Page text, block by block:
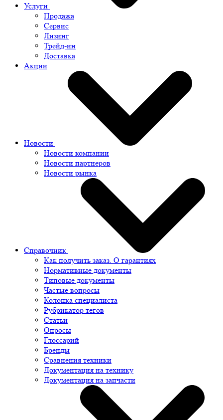
Услуги
Продажа
Сервис
Лизинг
Трейд-ин
Доставка
Акции
Новости
Новости компании
Новости партнеров
Новости рынка
Справочник
Как получить заказ. О гарантиях
Нормативные документы
Типовые документы
Частые вопросы
Колонка специалиста
Рубрикатор тегов
Статьи
Опросы
Глоссарий
Бренды
Сравнения техники
Документация на технику
Документация на запчасти